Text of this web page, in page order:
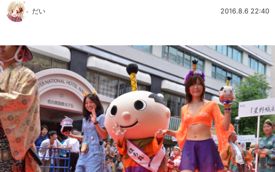
だい 2016.8.6 22:40